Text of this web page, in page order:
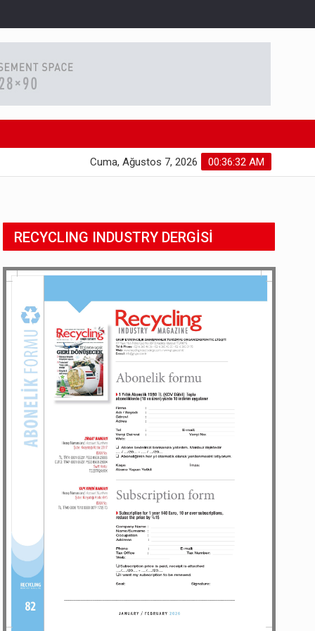
00:36:33 AM
Cuma, Ağustos 7, 2026
RECYCLING INDUSTRY DERGİSİ